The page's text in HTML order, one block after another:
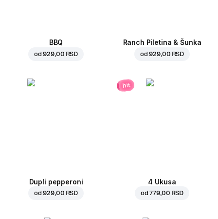
BBQ
od929,00 RSD
Ranch Piletina & Šunka
od929,00 RSD
Dupli pepperoni
od929,00 RSD
hit
4 Ukusa
od779,00 RSD